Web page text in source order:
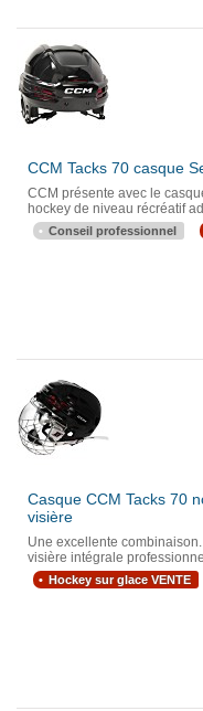
CCM Tacks 70 casque
CCM présente avec le
hockey de niveau récréatif
Conseil professionnel
Casque CCM Tacks 70
visière
Une excellente
visière intégrale
Hockey sur glace VENTE